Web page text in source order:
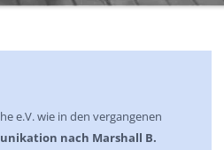
e.V. wie in den vergangenen
nach Marshall B.